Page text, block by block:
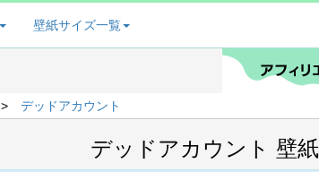
壁紙サイズ一覧
> デッドアカウント
デッドアカウント 壁紙